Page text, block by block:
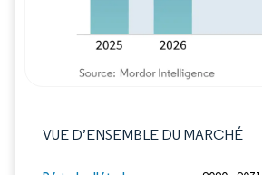
VUE D’ENSEMBLE DU MARCHÉ